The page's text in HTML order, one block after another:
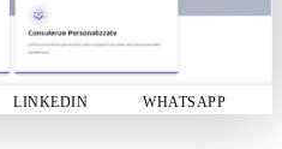
LINKEDIN WHATSAPP